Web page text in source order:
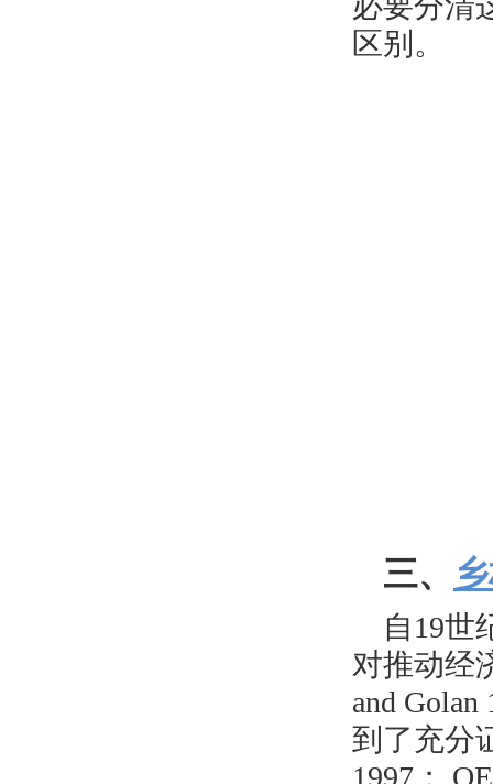
区别。
三、
自19世
对推动经
and Golan
到了充分
1997 ；